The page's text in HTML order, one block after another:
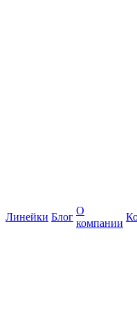
Линейки Блог
О
компании